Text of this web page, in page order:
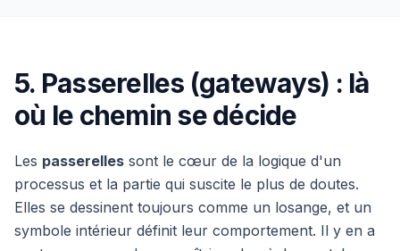
5. Passerelles (gateways) : là
où le chemin se décide
Les passerelles sont le cœur de la logique d'un
processus et la partie qui suscite le plus de doutes.
Elles se dessinent toujours comme un losange, et un
symbole intérieur définit leur comportement. Il y en a